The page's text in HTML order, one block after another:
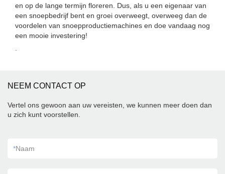
en op de lange termijn floreren. Dus, als u een eigenaar van
een snoepbedrijf bent en groei overweegt, overweeg dan de
voordelen van snoepproductiemachines en doe vandaag nog
een mooie investering!
NEEM CONTACT OP
Vertel ons gewoon aan uw vereisten, we kunnen meer doen dan
u zich kunt voorstellen.
*Naam